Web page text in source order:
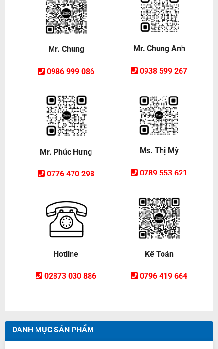
Mr. Chung
0986 999 086
Mr. Chung Anh
0938 599 267
Mr. Phúc Hưng
0776 470 298
Ms. Thị Mỳ
0789 553 621
Hotline
02873 030 886
Kế Toán
0796 419 664
DANH MỤC SẢN PHẨM